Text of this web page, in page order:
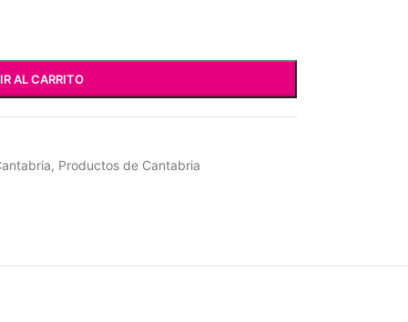
AL CARRITO
, Productos de Cantabria